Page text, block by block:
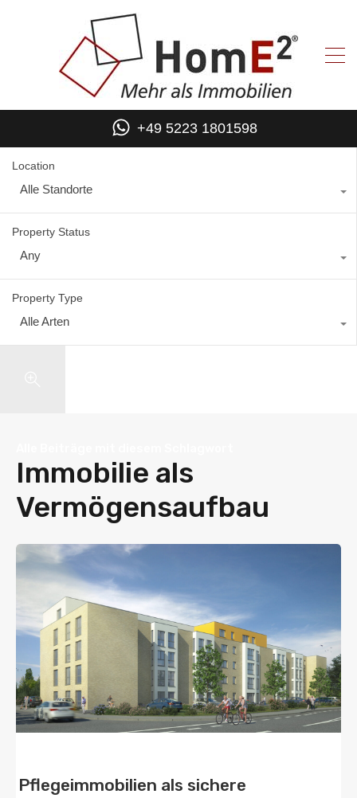
+49 5223 1801598
Location
Alle Standorte
Property Status
Any
Property Type
Alle Arten
Immobilie als
Vermögensaufbau
Pflegeimmobilien als sichere